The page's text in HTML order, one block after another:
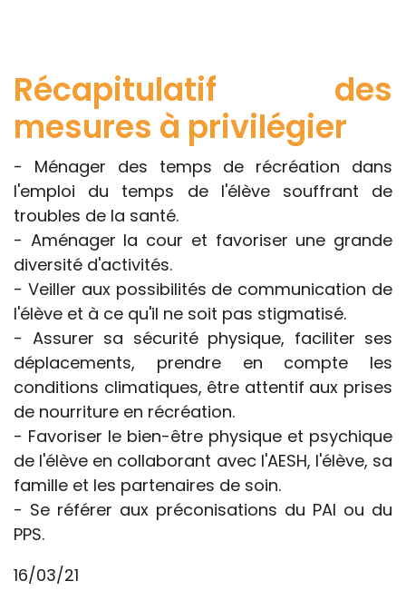
Récapitulatif des
mesures à privilégier
- Ménager des temps de récréation dans
l'emploi du temps de l'élève souffrant de
troubles de la santé.
- Aménager la cour et favoriser une grande
diversité d'activités.
- Veiller aux possibilités de communication de
l'élève et à ce qu'il ne soit pas stigmatisé.
- Assurer sa sécurité physique, faciliter ses
déplacements, prendre en compte les
conditions climatiques, être attentif aux prises
de nourriture en récréation.
- Favoriser le bien-être physique et psychique
de l'élève en collaborant avec l'AESH, l'élève, sa
famille et les partenaires de soin.
- Se référer aux préconisations du PAI ou du
PPS.
16/03/21